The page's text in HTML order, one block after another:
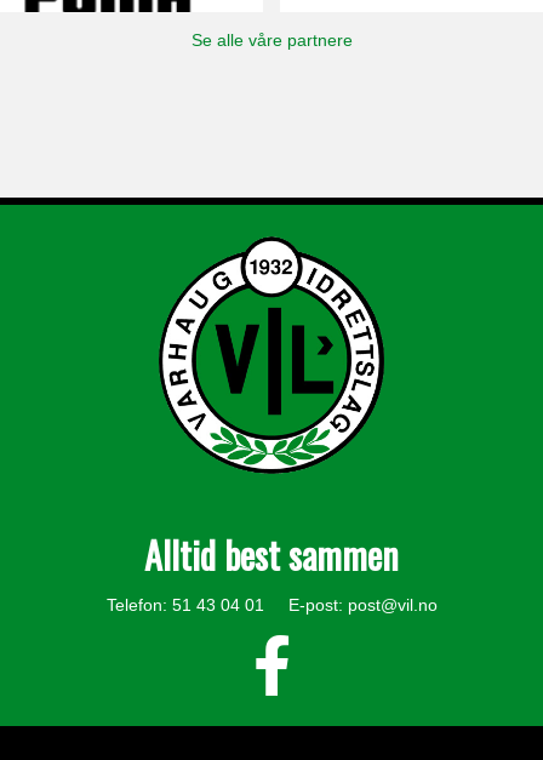
Se alle våre partnere
Alltid best sammen
Telefon: 51 43 04 01 E-post: post@vil.no